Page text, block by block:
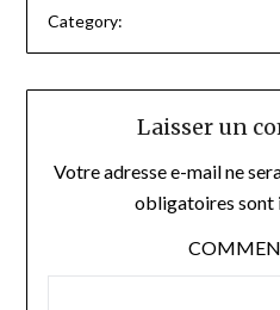
Category:
Laisser un
Votre adresse e-mail ne
obligatoires sont